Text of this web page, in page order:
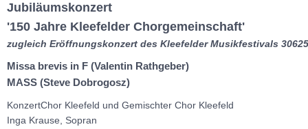
Jubiläumskonzert
'150 Jahre Kleefelder Chorgemeinschaft'
zugleich Eröffnungskonzert des Kleefelder Musikfestivals
Missa brevis in F (Valentin Rathgeber)
MASS (Steve Dobrogosz)
KonzertChor Kleefeld und Gemischter Chor Kleefeld
Inga Krause, Sopran